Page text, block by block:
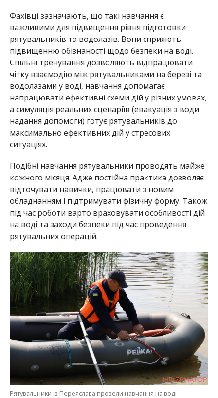
Фахівці зазначають, що такі навчання є
важливими для підвищення рівня підготовки
рятувальників та водолазів. Вони сприяють
підвищенню обізнаності щодо безпеки на воді.
Спільні тренування дозволяють відпрацювати
чітку взаємодію між рятувальниками на березі та
водолазами у воді, навчання допомагає
напрацювати ефективні схеми дій у різних умовах,
а симуляція реальних сценаріїв (евакуація з води,
надання допомоги) готує рятувальників до
максимально ефективних дій у стресових
ситуаціях.
Подібні навчання рятувальники проводять майже
кожного місяця. Адже постійна практика дозволяє
відточувати навички, працювати з новим
обладнанням і підтримувати фізичну форму. Також
під час роботи варто враховувати особливості дій
на воді та заходи безпеки під час проведення
рятувальних операцій.
Рятувальники із Переяслава провели навчання на воді